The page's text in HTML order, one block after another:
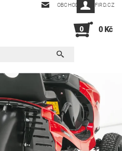
OBCHOD@PROFIRD.CZ
0 0 Kč